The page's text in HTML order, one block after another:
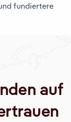
fundiertere
auf